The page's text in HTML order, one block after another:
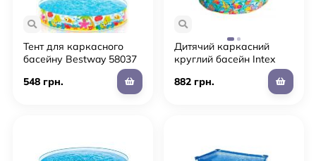
Тент для каркасного
басейну Bestway 58037
діаметр 366 см темно-
синій
548 грн.
Дитячий каркасний
круглий басейн Intex
56452 "Океан" діаметр
183см/висота 38см/об'єм
882 грн.